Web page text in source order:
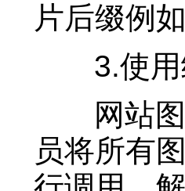
片后缀例
3.使用
网站图
员将所有